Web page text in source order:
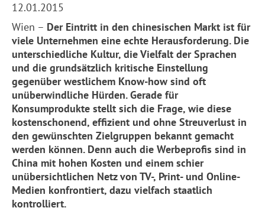
12.01.2015
Wien – Der Eintritt in den chinesischen Markt ist für
viele Unternehmen eine echte Herausforderung. Die
unterschiedliche Kultur, die Vielfalt der Sprachen
und die grundsätzlich kritische Einstellung
gegenüber westlichem Know-how sind oft
unüberwindliche Hürden. Gerade für
Konsumprodukte stellt sich die Frage, wie diese
kostenschonend, effizient und ohne Streuverlust in
den gewünschten Zielgruppen bekannt gemacht
werden können. Denn auch die Werbeprofis sind in
China mit hohen Kosten und einem schier
unübersichtlichen Netz von TV-, Print- und Online-
Medien konfrontiert, dazu vielfach staatlich
kontrolliert.